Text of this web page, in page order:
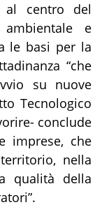
al centro del
e
le basi per la
“che
su nuove
Tecnologico
conclude
imprese, che
nella
qualità della